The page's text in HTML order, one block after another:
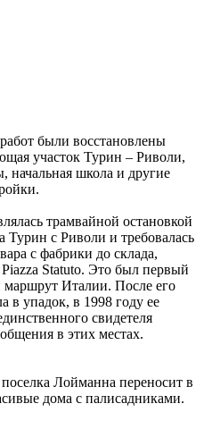
были восстановлены
участок Турин – Риволи,
начальная школа и другие
трамвайной остановкой
Турин с Риволи и требовалась
с фабрики до склада,
Statuto. Это был первый
маршрут Италии. После его
в упадок, в 1998 году ее
свидетеля
в этих местах.
Лойманна переносит в
дома с палисадниками.